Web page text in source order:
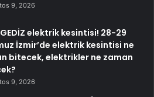
9, 2026
elektrik kesintisi! 28-29
İzmir’de elektrik kesintisi ne
bitecek, elektrikler ne zaman
9, 2026